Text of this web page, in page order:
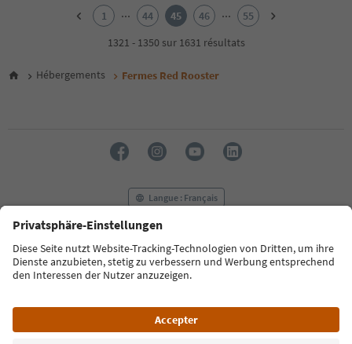
6
16
17
18
19
21
1 ... 44 45 46 ...
55
1321 - 1350 sur 1631 résultats
Hébergements Fermes Red Rooster
Langue : Français
FAQ Contactez-nous Presse
MICE
Politique de confidentialité
Conditions générales
Empreinte
Déclaration d’accessibilité South Tyrol B2B